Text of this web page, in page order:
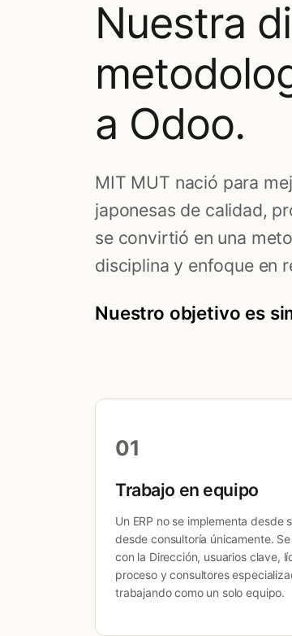
Nuestra
a Odoo.
MIT MUT nació para
japonesas de calidad,
se convirtió en una
disciplina y enfoque en
Nuestro objetivo es
01
Trabajo en equipo
Un ERP no se implementa desde
desde consultoría únicamente.
con la Dirección, usuarios clave,
proceso y consultores
trabajando como un solo equipo.